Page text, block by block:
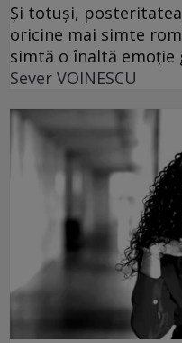
Și totuși,
oricine mai simte
simtă o înaltă emoție
Sever VOINESCU